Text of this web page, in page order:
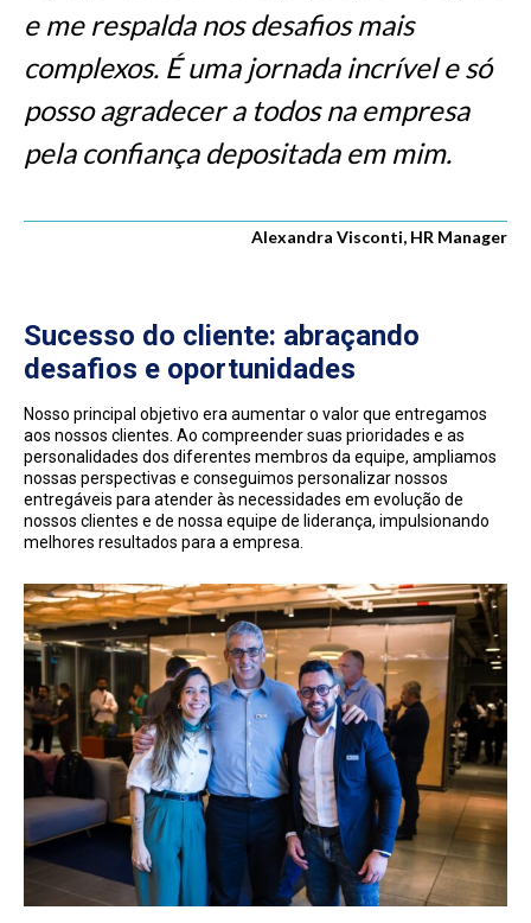
e me respalda nos desafios mais
complexos. É uma jornada incrível e só
posso agradecer a todos na empresa
pela confiança depositada em mim.
Alexandra Visconti, HR Manager
Sucesso do cliente: abraçando
desafios e oportunidades
Nosso principal objetivo era aumentar o valor que entregamos
aos nossos clientes. Ao compreender suas prioridades e as
personalidades dos diferentes membros da equipe, ampliamos
nossas perspectivas e conseguimos personalizar nossos
entregáveis para atender às necessidades em evolução de
nossos clientes e de nossa equipe de liderança, impulsionando
melhores resultados para a empresa.